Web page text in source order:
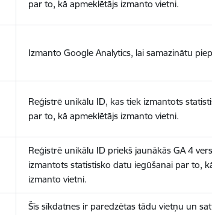
par to, kā apmeklētājs izmanto vietni.
Izmanto Google Analytics, lai samazinātu
Reģistrē unikālu ID, kas tiek izmantots
par to, kā apmeklētājs izmanto vietni.
Reģistrē unikālu ID priekš jaunākās GA 4
izmantots statistisko datu iegūšanai par to,
izmanto vietni.
Šīs sīkdatnes ir paredzētas tādu vietņu un